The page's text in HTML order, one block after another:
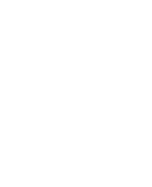
Diploma of the Thai
Diploma of the
Refreshing